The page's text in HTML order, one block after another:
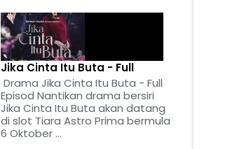
Jika Cinta Itu Buta - Full
Drama Jika Cinta Itu Buta - Full
Episod Nantikan drama bersiri
Jika Cinta Itu Buta akan datang
di slot Tiara Astro Prima bermula
6 Oktober ...